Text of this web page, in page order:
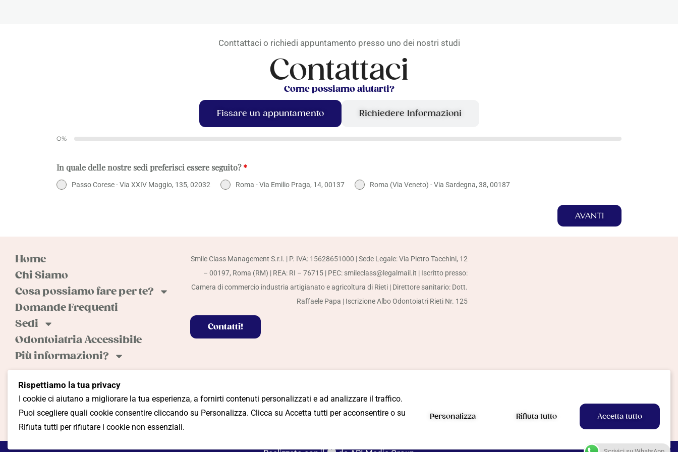
Conttattaci o richiedi appuntamento presso uno dei nostri studi
Contattaci
Come possiamo aiutarti?
Fissare un appuntamento Richiedere Informazioni
0%
In quale delle nostre sedi preferisci essere seguito?*
Passo Corese - Via XXIV Maggio, 135, 02032 Roma - Via Emilio Praga, 14, 00137 Roma (Via Veneto) - Via Sardegna, 38, 00187
AVANTI
Home
Chi Siamo
Cosa possiamo fare per te?
Domande Frequenti
Sedi
Odontoiatria Accessibile
Più informazioni?
Smile Class Management S.r.l. | P. IVA: 15628651000 | Sede Legale: Via Pietro Tacchini, 12
– 00197, Roma (RM) | REA: RI – 76715 | PEC: smileclass@legalmail.it | Iscritto presso:
Camera di commercio industria artigianato e agricoltura di Rieti | Direttore sanitario: Dott.
Raffaele Papa | Iscrizione Albo Odontoiatri Rieti Nr. 125
Contatti!
Cookie Policy Privacy Policy Termini e Condizioni
Gestione Preferenze
Rispettiamo la tua privacy
I cookie ci aiutano a migliorare la tua esperienza, a fornirti contenuti personalizzati e ad analizzare il traffico.
Puoi scegliere quali cookie consentire cliccando su Personalizza. Clicca su Accetta tutti per acconsentire o su
Rifiuta tutti per rifiutare i cookie non essenziali.
Personalizza Rifiuta tutto Accetta tutto